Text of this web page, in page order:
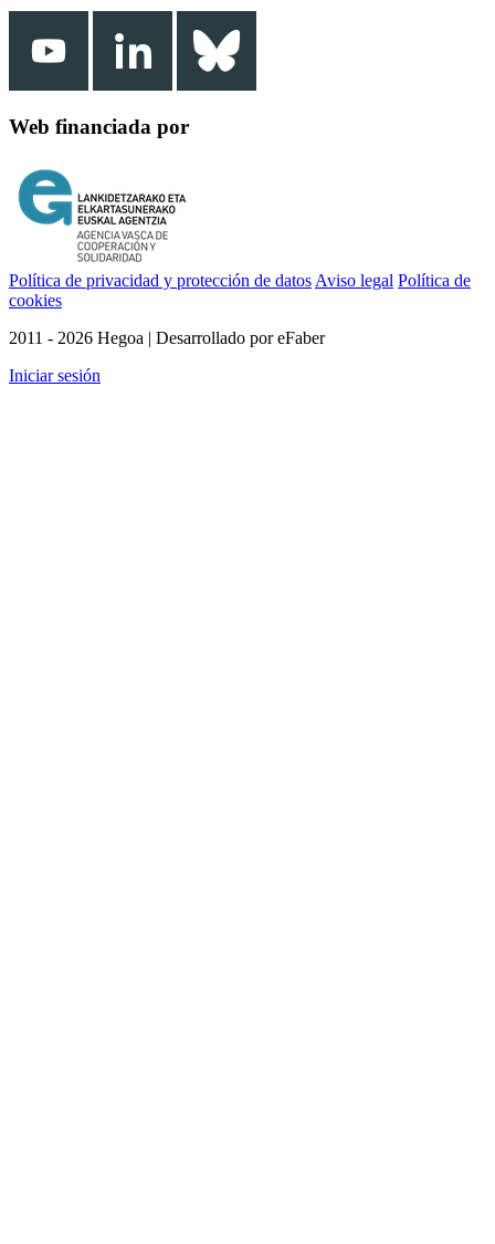
Web financiada por
Política de privacidad y protección de datos Aviso legal Política de
cookies
2011 - 2026 Hegoa | Desarrollado por eFaber
Iniciar sesión